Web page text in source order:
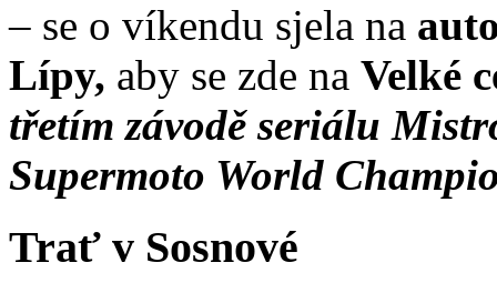
– se o víkendu sjela na
Lípy, aby se zde na Velké
třetím závodě seriálu
Supermoto World
Trať v Sosnové